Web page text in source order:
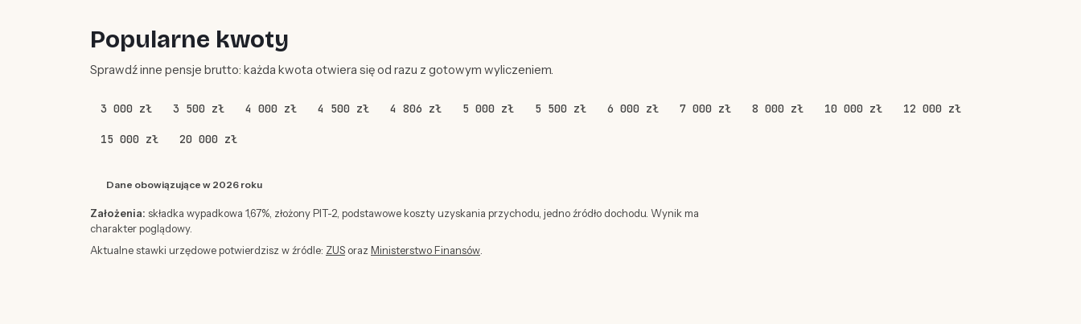
Popularne kwoty
Sprawdź inne pensje brutto: każda kwota otwiera się od razu z gotowym wyliczeniem.
3 000 zł 3 500 zł 4 000 zł 4 500 zł 4 806 zł 5 000 zł 5 500 zł 6 000 zł 7 000 zł 8 000 zł 10 000 zł 12 000 zł
15 000 zł 20 000 zł
Dane obowiązujące w 2026 roku
Założenia: składka wypadkowa 1,67%, złożony PIT-2, podstawowe koszty uzyskania przychodu, jedno źródło dochodu. Wynik ma
charakter poglądowy.
Aktualne stawki urzędowe potwierdzisz w źródle: ZUS oraz Ministerstwo Finansów